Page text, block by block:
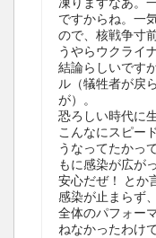
凍りますなあ。
ですからね。一
ので、核戦争寸
うやらウクライ
結論らしいです
ル（犠牲者が戻
が）。
恐ろしい時代に
こんなにスピー
うなってたかっ
もに感染が広が
安心だぜ！ とか
感染が止まらず
全体のパフォー
ねなかったわけで